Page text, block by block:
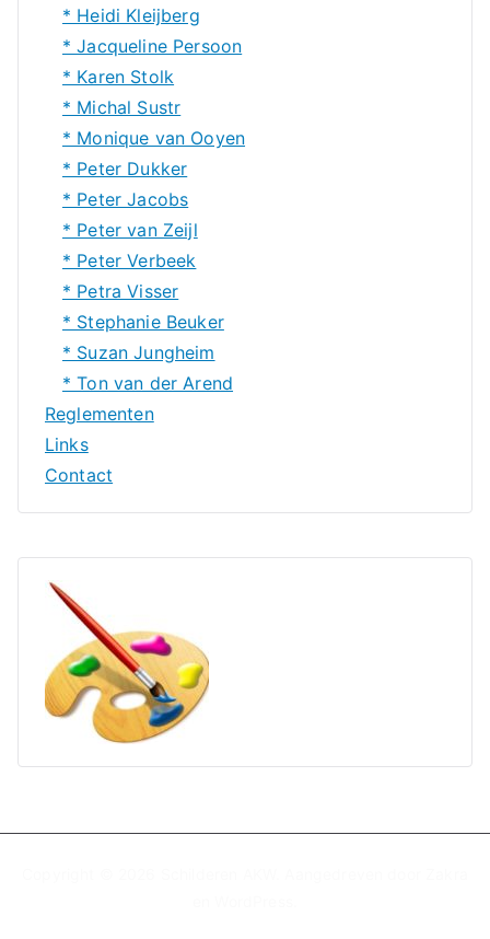
* Heidi Kleijberg
* Jacqueline Persoon
* Karen Stolk
* Michal Sustr
* Monique van Ooyen
* Peter Dukker
* Peter Jacobs
* Peter van Zeijl
* Peter Verbeek
* Petra Visser
* Stephanie Beuker
* Suzan Jungheim
* Ton van der Arend
Reglementen
Links
Contact